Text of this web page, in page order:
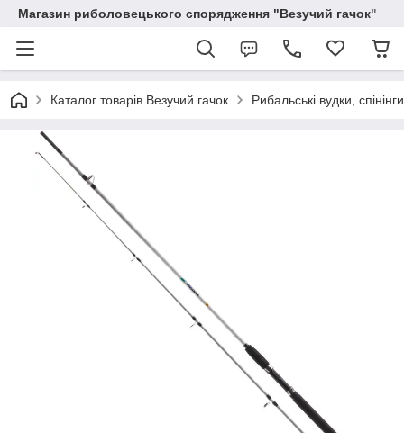
Магазин риболовецького спорядження "Везучий гачок"
Каталог товарів Везучий гачок Рибальські вудки,